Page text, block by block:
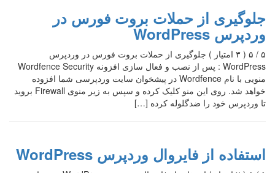
جلوگیری از حملات بروت فورس در
وردپرس WordPress
۵ / ۵ ( ۳ امتیاز ) جلوگیری از حملات بروت فورس در وردپرس
WordPress : پس از نصب و فعال سازی افزونه Wordfence Security
منویی با نام Wordfence در پیشخوان سایت وردپرسی شما افزوده
خواهد شد. روی این منو کلیک کرده و سپس به زیر منوی Firewall بروید
تا وردپرس خود را ضدگلوله کرده […]
استفاده از فایروال وردپرس WordPress